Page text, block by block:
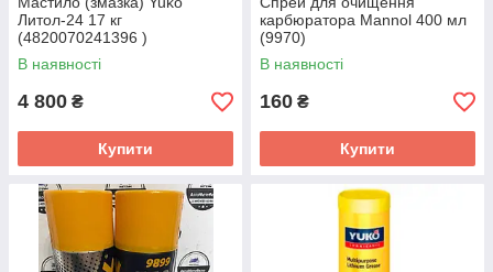
Литол-24 17 кг
(4820070241396 )
В наявності
4 800 ₴
Купити
карбюратора Mannol 400 мл
(9970)
В наявності
160 ₴
Купити